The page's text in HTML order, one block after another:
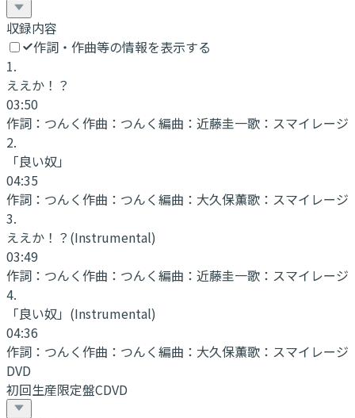
収録内容
作詞・作曲等の情報を表示する
1.
ええか！？
03:50
作詞： つんく作曲： つんく編曲： 近藤圭一歌： スマイレージ
2.
「良い奴」
04:35
作詞： つんく作曲： つんく編曲： 大久保薫歌： スマイレージ
3.
ええか！？ (Instrumental)
03:49
作詞： つんく作曲： つんく編曲： 近藤圭一歌： スマイレージ
4.
「良い奴」 (Instrumental)
04:36
作詞： つんく作曲： つんく編曲： 大久保薫歌： スマイレージ
DVD
初回生産限定盤CDVD